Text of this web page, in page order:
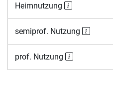
Heimnutzung
semiprof. Nutzung
prof. Nutzung